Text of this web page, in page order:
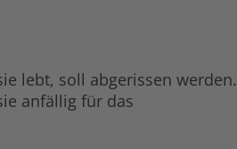
lebt, soll abgerissen werden.
anfällig für das